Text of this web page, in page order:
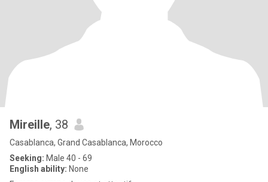
Mireille, 38
Casablanca, Grand Casablanca, Morocco
Seeking: Male 40 - 69
English ability: None